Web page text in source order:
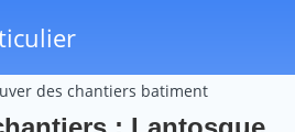
des chantiers batiment